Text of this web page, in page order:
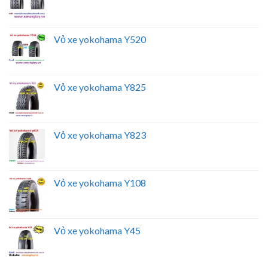
Vỏ xe yokohama Y520
Vỏ xe yokohama Y825
Vỏ xe yokohama Y823
Vỏ xe yokohama Y108
Vỏ xe yokohama Y45